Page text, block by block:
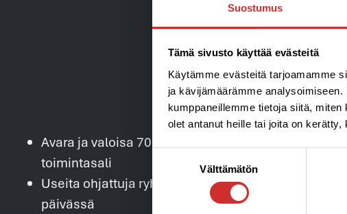
Suostumus
Tämä sivusto käyttää evästeitä
Käytämme evästeitä tarjoamamme
ja kävijämäärämme
kumppaneillemme tietoja siitä,
olet antanut heille tai joita on
Välttämätön
Avara ja valoisa 700 m2 kuntosali ja
toimintasali
Useita ohjattuja ryhmäliikuntatunteja
päivässä